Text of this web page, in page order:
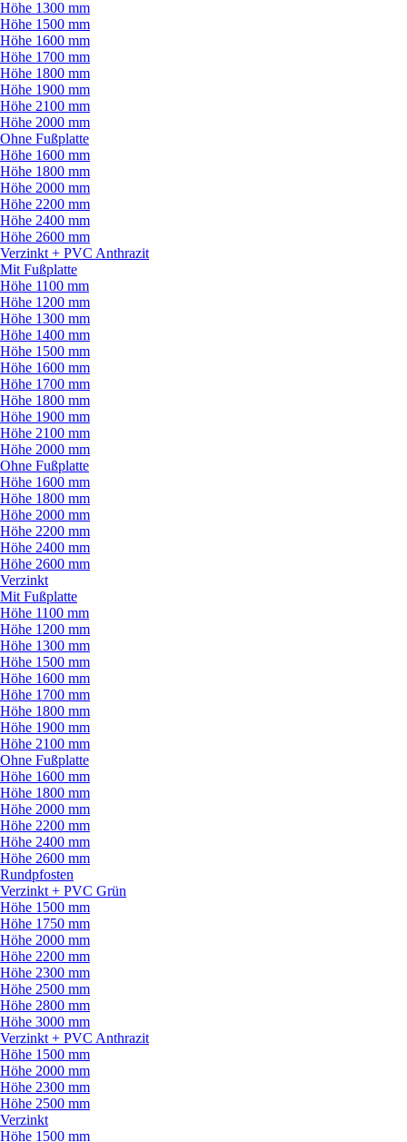
Höhe 1300 mm
Höhe 1500 mm
Höhe 1600 mm
Höhe 1700 mm
Höhe 1800 mm
Höhe 1900 mm
Höhe 2100 mm
Höhe 2000 mm
Ohne Fußplatte
Höhe 1600 mm
Höhe 1800 mm
Höhe 2000 mm
Höhe 2200 mm
Höhe 2400 mm
Höhe 2600 mm
Verzinkt + PVC Anthrazit
Mit Fußplatte
Höhe 1100 mm
Höhe 1200 mm
Höhe 1300 mm
Höhe 1400 mm
Höhe 1500 mm
Höhe 1600 mm
Höhe 1700 mm
Höhe 1800 mm
Höhe 1900 mm
Höhe 2100 mm
Höhe 2000 mm
Ohne Fußplatte
Höhe 1600 mm
Höhe 1800 mm
Höhe 2000 mm
Höhe 2200 mm
Höhe 2400 mm
Höhe 2600 mm
Verzinkt
Mit Fußplatte
Höhe 1100 mm
Höhe 1200 mm
Höhe 1300 mm
Höhe 1500 mm
Höhe 1600 mm
Höhe 1700 mm
Höhe 1800 mm
Höhe 1900 mm
Höhe 2100 mm
Ohne Fußplatte
Höhe 1600 mm
Höhe 1800 mm
Höhe 2000 mm
Höhe 2200 mm
Höhe 2400 mm
Höhe 2600 mm
Rundpfosten
Verzinkt + PVC Grün
Höhe 1500 mm
Höhe 1750 mm
Höhe 2000 mm
Höhe 2200 mm
Höhe 2300 mm
Höhe 2500 mm
Höhe 2800 mm
Höhe 3000 mm
Verzinkt + PVC Anthrazit
Höhe 1500 mm
Höhe 2000 mm
Höhe 2300 mm
Höhe 2500 mm
Verzinkt
Höhe 1500 mm